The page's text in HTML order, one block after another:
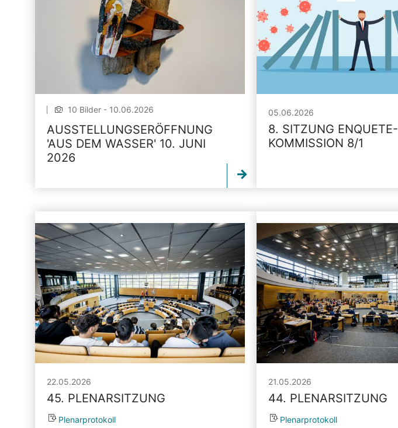
10 Bilder - 10.06.2026
AUSSTELLUNGSERÖFFNUNG
'AUS DEM WASSER' 10. JUNI
2026
05.06.2026
8. SITZUNG ENQUETE-
KOMMISSION 8/1
22.05.2026
45. PLENARSITZUNG
Plenarprotokoll
21.05.2026
44. PLENARSITZUNG
Plenarprotokoll